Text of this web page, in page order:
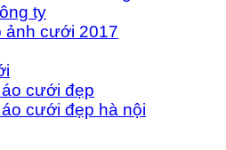
ty
ảnh cưới 2017
cưới đẹp
cưới đẹp hà nội